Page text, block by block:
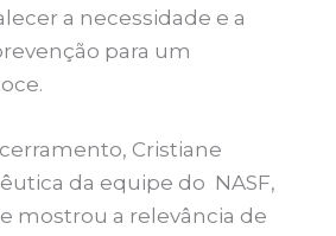
a necessidade e a
para um
Cristiane
da equipe do NASF,
mostrou a relevância de